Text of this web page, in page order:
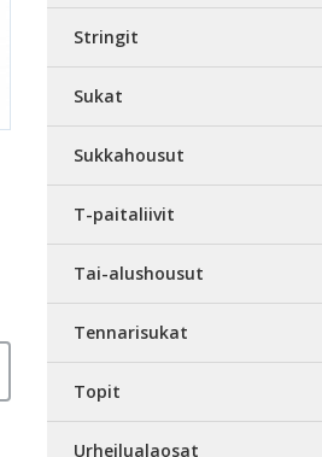
Stringit
Sukat
Sukkahousut
T-paitaliivit
Tai-alushousut
Tennarisukat
Topit
Urheilualaosat